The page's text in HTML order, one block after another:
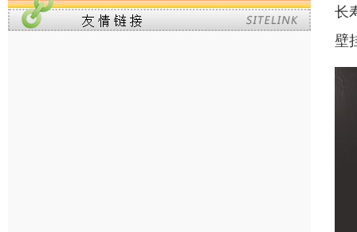
长
壁